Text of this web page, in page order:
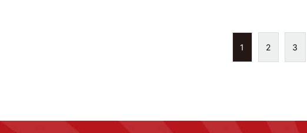
1 2 3